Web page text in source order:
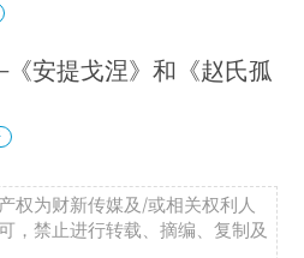
安提戈涅》和《赵氏孤
权为财新传媒及/或相关权利人
，禁止进行转载、摘编、复制及